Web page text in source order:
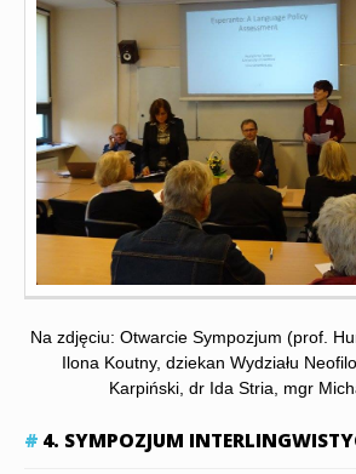
Na zdjęciu: Otwarcie Sympozjum (prof.
Ilona Koutny, dziekan Wydziału
Karpiński, dr Ida Stria, mgr
4. SYMPOZJUM